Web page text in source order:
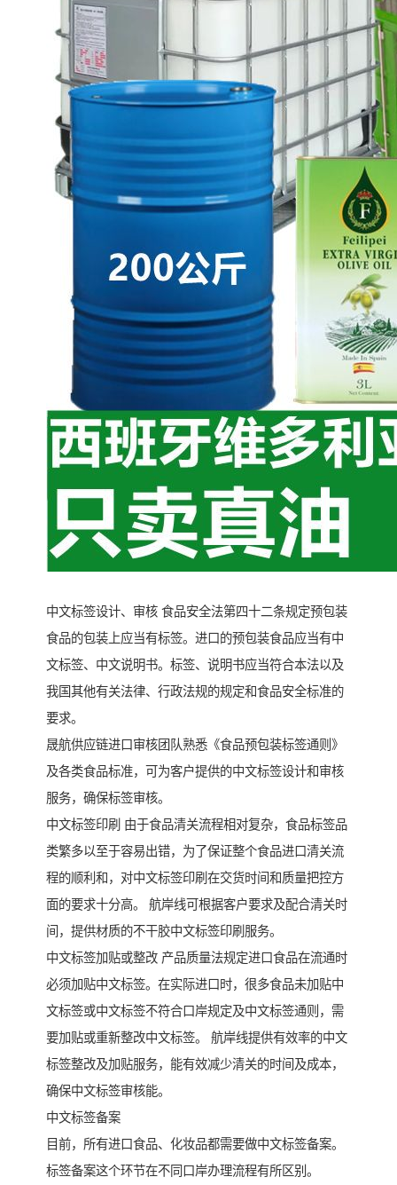
中文标签设计、审核 食品安全法第四十二条规定预包装
食品的包装上应当有标签。进口的预包装食品应当有中
文标签、中文说明书。标签、说明书应当符合本法以及
我国其他有关法律、行政法规的规定和食品安全标准的
要求。
晟航供应链进口审核团队熟悉《食品预包装标签通则》
及各类食品标准，可为客户提供的中文标签设计和审核
服务，确保标签审核。
中文标签印刷 由于食品清关流程相对复杂，食品标签品
类繁多以至于容易出错，为了保证整个食品进口清关流
程的顺利和，对中文标签印刷在交货时间和质量把控方
面的要求十分高。 航岸线可根据客户要求及配合清关时
间，提供材质的不干胶中文标签印刷服务。
中文标签加贴或整改 产品质量法规定进口食品在流通时
必须加贴中文标签。在实际进口时，很多食品未加贴中
文标签或中文标签不符合口岸规定及中文标签通则，需
要加贴或重新整改中文标签。 航岸线提供有效率的中文
标签整改及加贴服务，能有效减少清关的时间及成本，
确保中文标签审核能。
中文标签备案
目前，所有进口食品、化妆品都需要做中文标签备案。
标签备案这个环节在不同口岸办理流程有所区别。